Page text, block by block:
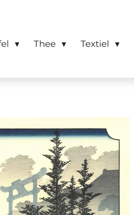
Thee Textiel